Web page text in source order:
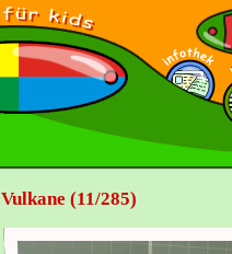
Vulkane (11/285)